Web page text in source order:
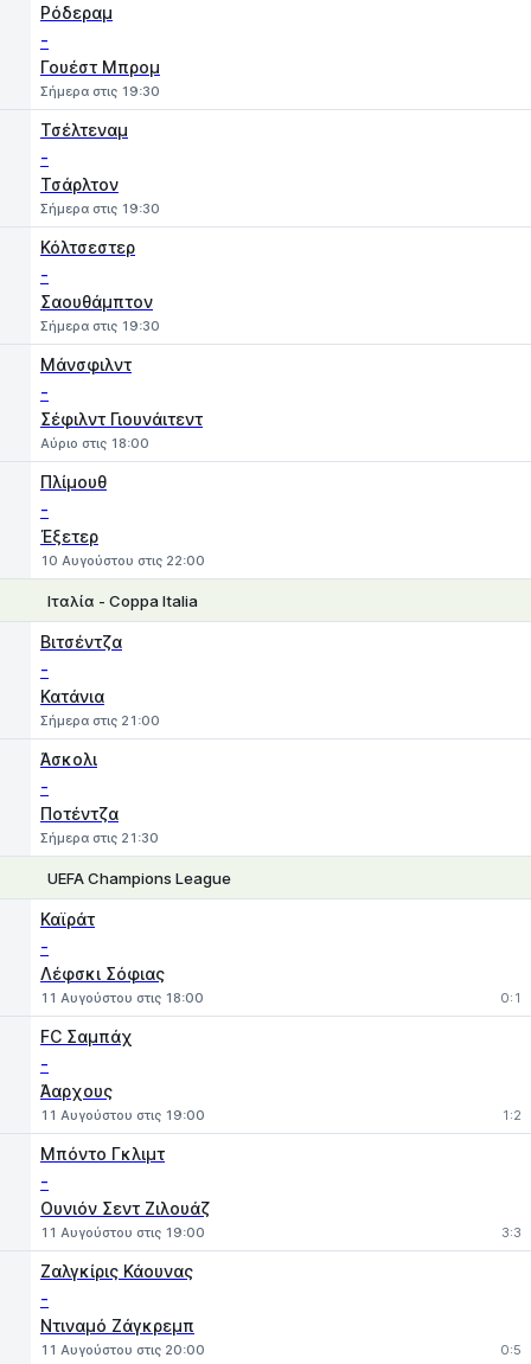
Ρόδεραμ
-
Γουέστ Μπρομ
Σήμερα στις 19:30
Τσέλτεναμ
-
Τσάρλτον
Σήμερα στις 19:30
Κόλτσεστερ
-
Σαουθάμπτον
Σήμερα στις 19:30
Μάνσφιλντ
-
Σέφιλντ Γιουνάιτεντ
Αύριο στις 18:00
Πλίμουθ
-
Έξετερ
10 Αυγούστου στις 22:00
Ιταλία - Coppa Italia
Βιτσέντζα
-
Κατάνια
Σήμερα στις 21:00
Άσκολι
-
Ποτέντζα
Σήμερα στις 21:30
UEFA Champions League
Καϊράτ
-
Λέφσκι Σόφιας
11 Αυγούστου στις 18:00 0:1
FC Σαμπάχ
-
Άαρχους
11 Αυγούστου στις 19:00 1:2
Μπόντο Γκλιμτ
-
Ουνιόν Σεντ Ζιλουάζ
11 Αυγούστου στις 19:00 3:3
Ζαλγκίρις Κάουνας
-
Ντιναμό Ζάγκρεμπ
11 Αυγούστου στις 20:00 0:5